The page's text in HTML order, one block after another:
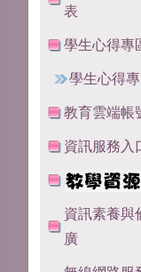
表
學生心得專
學生心得
教育雲端帳
資訊服務入
資訊素養與
廣